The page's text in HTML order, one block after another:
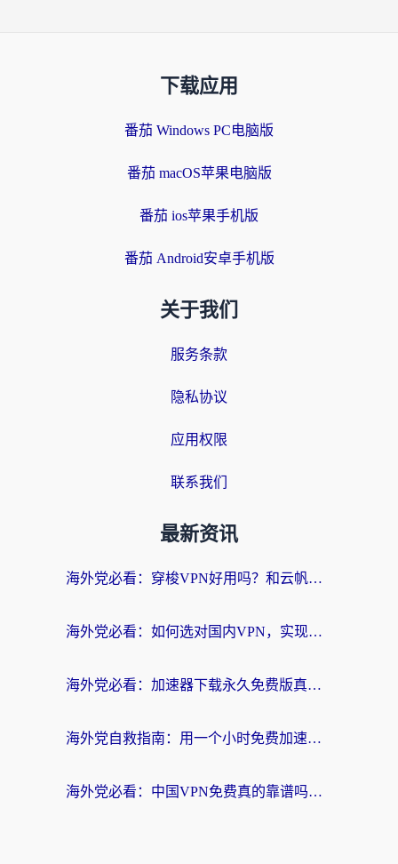
下载应用
番茄 Windows PC电脑版
番茄 macOS苹果电脑版
番茄 ios苹果手机版
番茄 Android安卓手机版
关于我们
服务条款
隐私协议
应用权限
联系我们
最新资讯
海外党必看：穿梭VPN好用吗？和云帆VPN对比哪个回国效果更好？附真实测评+避坑指南
海外党必看：如何选对国内VPN，实现无缝访问国内资源？
海外党必看：加速器下载永久免费版真的存在吗？教你无缝访问国内资源的正确姿势
海外党自救指南：用一个小时免费加速器，轻松打破国内资源访问壁垒？
海外党必看：中国VPN免费真的靠谱吗？手把手教你选对回国加速器